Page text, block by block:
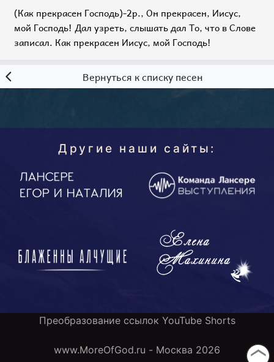
(Как прекрасен Господь)-2р., Он прекрасен, Иисус,
мой Господь! Дал узреть, слышать дал То, что в Слове
записал. Как прекрасен Иисус, мой Господь!
Вернуться к списку песен
Другие наши сайты:
Преобразование ссылок YouTube Shorts
www.MoreOfGod.ru - Москва 2026